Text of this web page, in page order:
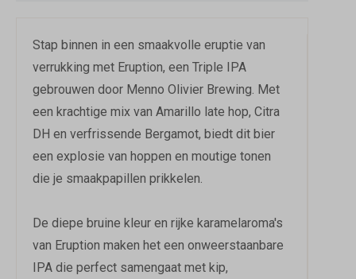
Stap binnen in een smaakvolle eruptie van
verrukking met Eruption, een Triple IPA
gebrouwen door Menno Olivier Brewing. Met
een krachtige mix van Amarillo late hop, Citra
DH en verfrissende Bergamot, biedt dit bier
een explosie van hoppen en moutige tonen
die je smaakpapillen prikkelen.
De diepe bruine kleur en rijke karamelaroma's
van Eruption maken het een onweerstaanbare
IPA die perfect samengaat met kip,